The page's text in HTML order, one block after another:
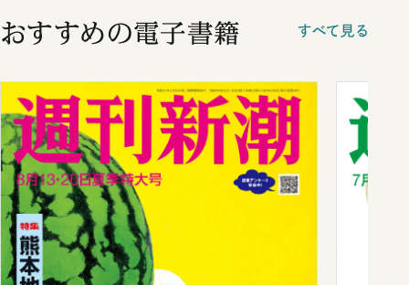
おすすめの電子書籍 すべて見る